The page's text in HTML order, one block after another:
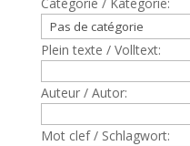
Plein texte / Volltext:
Auteur / Autor:
Mot clef / Schlagwort: